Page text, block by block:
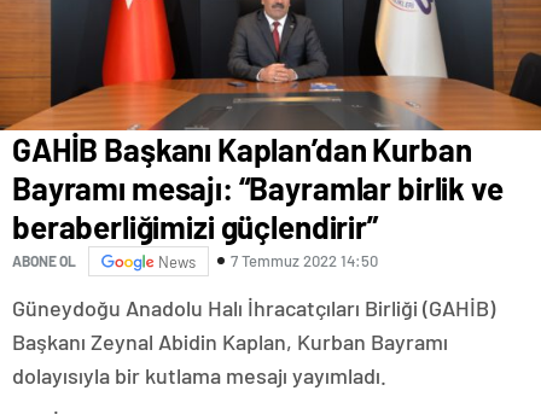
GAHİB Başkanı Kaplan’dan Kurban
Bayramı mesajı: “Bayramlar birlik ve
beraberliğimizi güçlendirir”
ABONE OL News 7 Temmuz 2022 14:50
Güneydoğu Anadolu Halı İhracatçıları Birliği (GAHİB)
Başkanı Zeynal Abidin Kaplan, Kurban Bayramı
dolayısıyla bir kutlama mesajı yayımladı.